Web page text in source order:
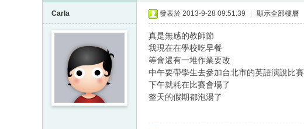
Carla 發表於 2013-9-28 09:51:39 顯示全部樓層
真是無感的教師節
我現在在學校吃早餐
等會還有一堆作業要改
中午要帶學生去參加台北市的英語演說比賽
下午就耗在比賽會場了
整天的假期都泡湯了